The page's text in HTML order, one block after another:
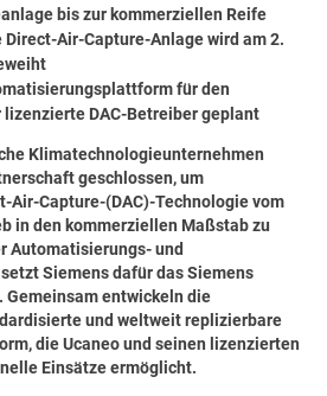
bis zur kommerziellen Reife
Air-Capture-Anlage wird am 2.
für den
DAC-Betreiber geplant
Klimatechnologieunternehmen
geschlossen, um
Air-Capture-(DAC)-Technologie vom
in den kommerziellen Maßstab zu
Automatisierungs- und
Siemens dafür das Siemens
entwickeln die
und weltweit replizierbare
die Ucaneo und seinen lizenzierten
Einsätze ermöglicht.